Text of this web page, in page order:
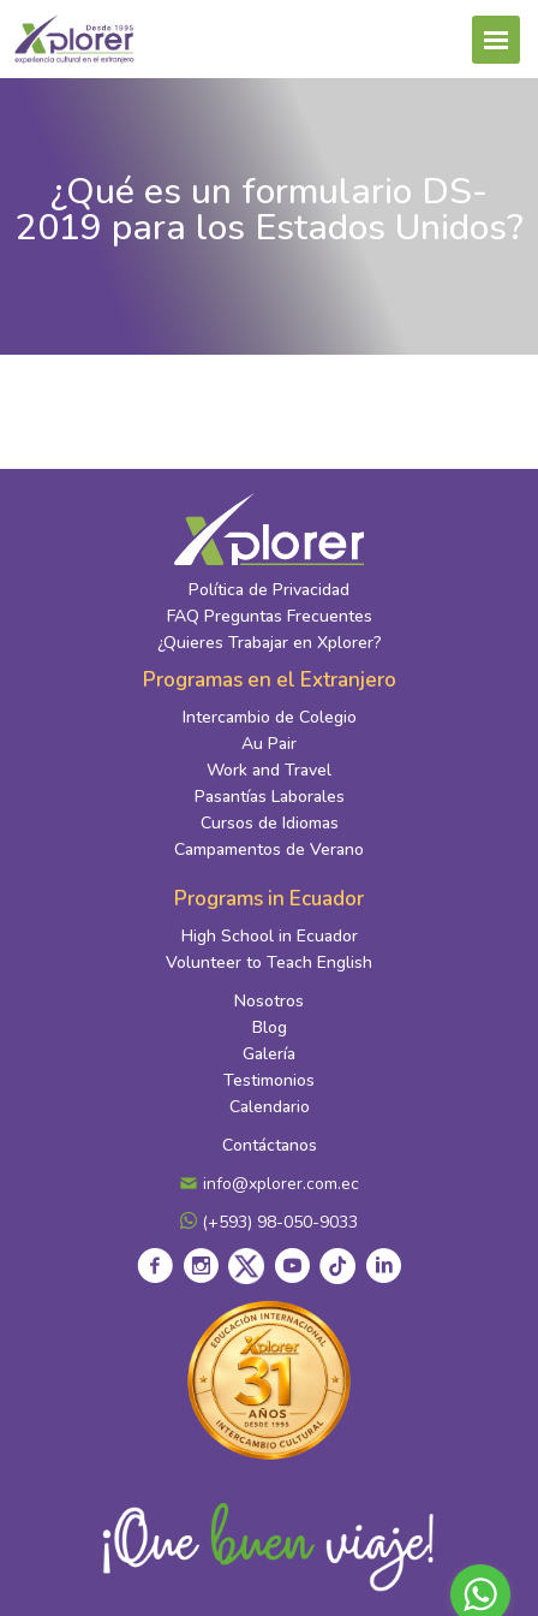
¿Qué es un formulario DS-
2019 para los Estados Unidos?
Política de Privacidad
FAQ Preguntas Frecuentes
¿Quieres Trabajar en Xplorer?
Programas en el Extranjero
Intercambio de Colegio
Au Pair
Work and Travel
Pasantías Laborales
Cursos de Idiomas
Campamentos de Verano
Programs in Ecuador
High School in Ecuador
Volunteer to Teach English
Nosotros
Blog
Galería
Testimonios
Calendario
Contáctanos
info@xplorer.com.ec
(+593) 98-050-9033